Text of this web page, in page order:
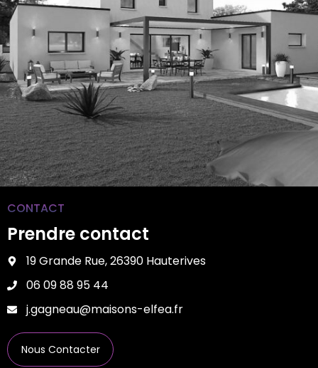
CONTACT
Prendre contact
19 Grande Rue, 26390 Hauterives
06 09 88 95 44
j.gagneau@maisons-elfea.fr
Nous Contacter